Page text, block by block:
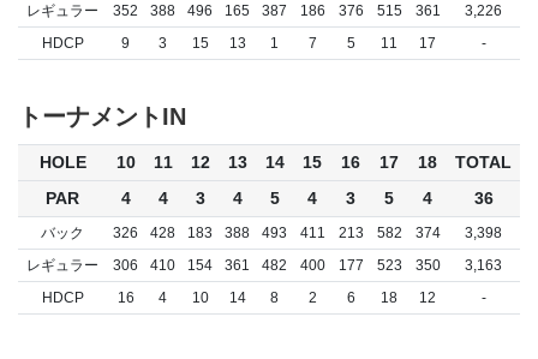
レギュラー
352 388 496 165 387 186 376 515 361
3,226
HDCP
9 3 15 13 1 7 5 11 17 -
トーナメントIN
HOLE 10 11 12 13 14 15 16 17 18
TOTAL
PAR
4 4 3 4 5 4 3 5 4 36
バック 326 428 183 388 493 411 213 582 374
3,398
レギュラー
306 410 154 361 482 400 177 523 350
3,163
HDCP
16 4 10 14 8 2 6 18 12 -